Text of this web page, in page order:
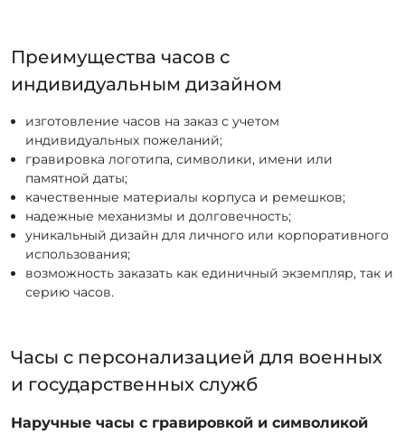
Преимущества часов с
индивидуальным дизайном
изготовление часов на заказ с учетом
индивидуальных пожеланий;
гравировка логотипа, символики, имени или
памятной даты;
качественные материалы корпуса и ремешков;
надежные механизмы и долговечность;
уникальный дизайн для личного или корпоративного
использования;
возможность заказать как единичный экземпляр, так и
серию часов.
Часы с персонализацией для военных
и государственных служб
Наручные часы с гравировкой и символикой